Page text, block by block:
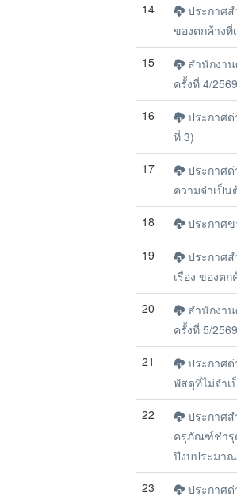
14
ประกาศส
ของตกค้างที่
15
สำนักงาน
ครั้งที่ 4/
16
ประกาศด่
ที่ 3)
17
ประกาศด่
ความจำเป็
18 ประกาศข
19
ประกาศส
เรื่อง ของต
20
สำนักงาน
ครั้งที่ 5/
21
ประกาศด่
พัสดุที่ไม่จำ
22
ประกาศส
ครุภัณฑ์ชำรุ
ปีงบประมา
23
ประกาศด่